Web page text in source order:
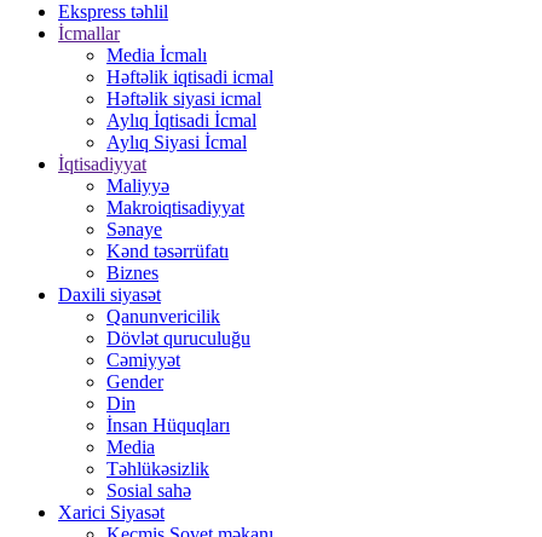
Ekspress təhlil
İcmallar
Media İcmalı
Həftəlik iqtisadi icmal
Həftəlik siyasi icmal
Aylıq İqtisadi İcmal
Aylıq Siyasi İcmal
İqtisadiyyat
Maliyyə
Makroiqtisadiyyat
Sənaye
Kənd təsərrüfatı
Biznes
Daxili siyasət
Qanunvericilik
Dövlət quruculuğu
Cəmiyyət
Gender
Din
İnsan Hüquqları
Media
Təhlükəsizlik
Sosial sahə
Xarici Siyasət